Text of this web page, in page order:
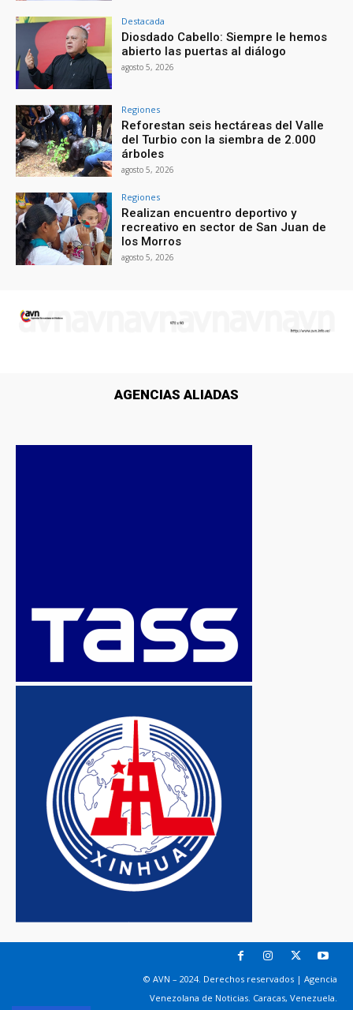
Destacada
Diosdado Cabello: Siempre le hemos
abierto las puertas al diálogo
agosto 5, 2026
Regiones
Reforestan seis hectáreas del Valle
del Turbio con la siembra de 2.000
árboles
agosto 5, 2026
Regiones
Realizan encuentro deportivo y
recreativo en sector de San Juan de
los Morros
agosto 5, 2026
AGENCIAS ALIADAS
© AVN – 2024. Derechos reservados | Agencia
Venezolana de Noticias. Caracas, Venezuela.